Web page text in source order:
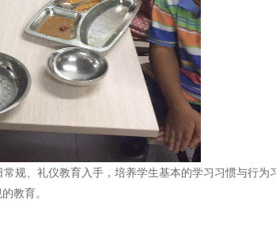
规、礼仪教育入手，培养学生基本的学习习惯与行为
教育。